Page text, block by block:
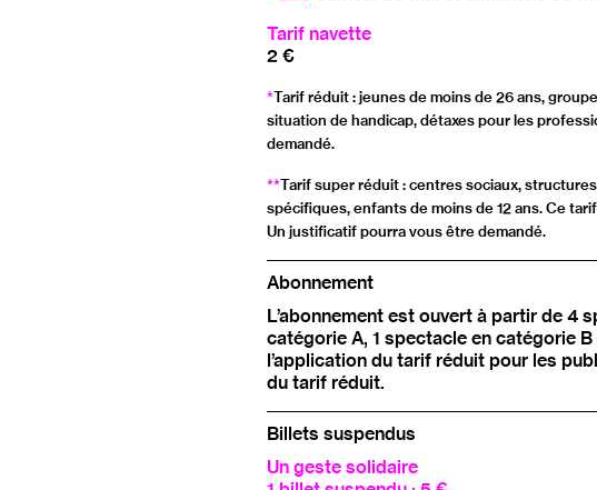
Tarif navette
2 €
*Tarif réduit : jeunes de moins de 26 ans,
situation de handicap, détaxes pour les
demandé.
**Tarif super réduit : centres sociaux,
spécifiques, enfants de moins de 12 ans. Ce
Un justificatif pourra vous être demandé.
Abonnement
L’abonnement est ouvert à partir de 4
catégorie A, 1 spectacle en catégorie
l’application du tarif réduit pour les
du tarif réduit.
Billets suspendus
Un geste solidaire